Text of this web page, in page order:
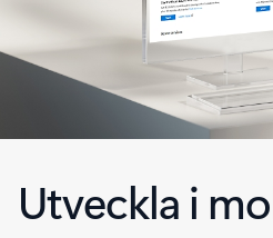
Utveckla i